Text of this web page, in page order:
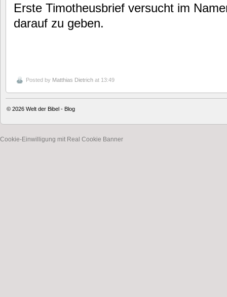
Erste Timotheusbrief versucht im
darauf zu geben.
Posted by Matthias Dietrich at 13:49
© 2026 Welt der Bibel - Blog
Cookie-Einwilligung mit Real Cookie Banner